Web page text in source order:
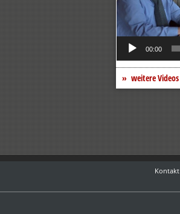
00:00
weitere Videos
Kontakt